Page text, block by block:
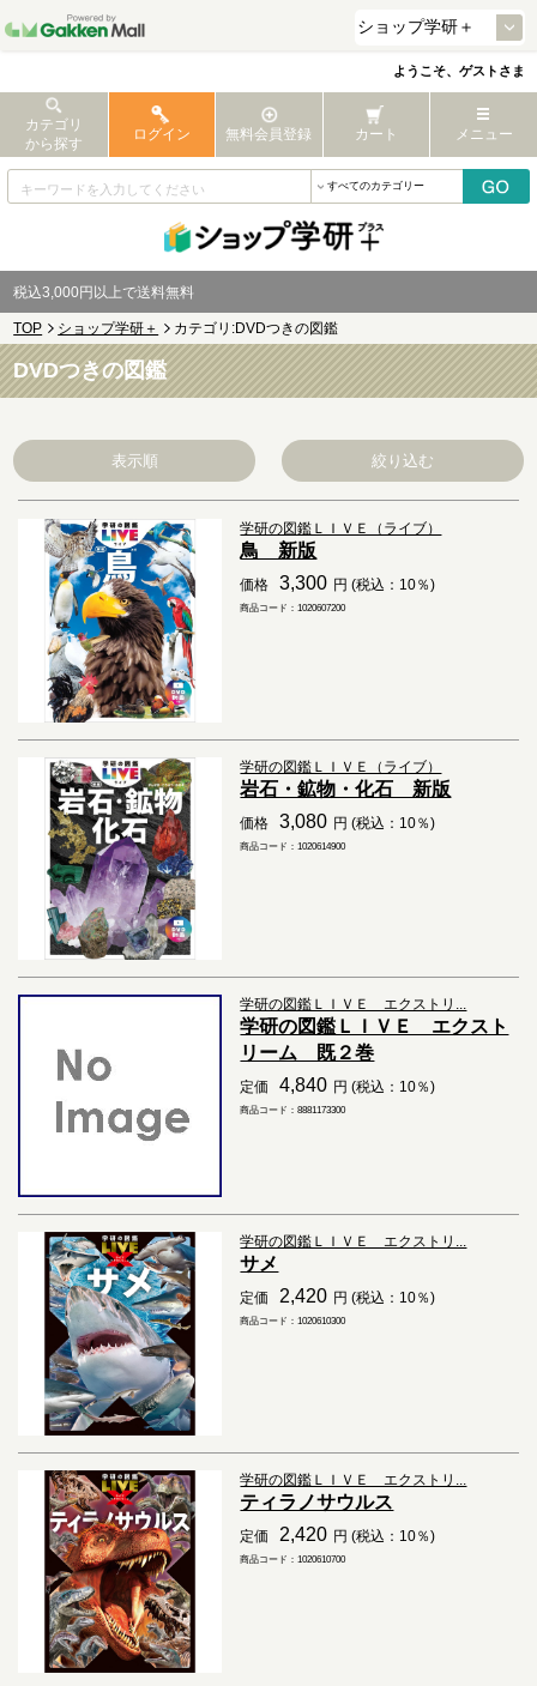
ようこそ、ゲストさま
カテゴリ
から探す
ログイン 無料会員登録 カート メニュー
税込3,000円以上で送料無料
TOP ショップ学研＋ カテゴリ:DVDつきの図鑑
DVDつきの図鑑
表示順 絞り込む
学研の図鑑ＬＩＶＥ（ライブ）
鳥 新版
価格 3,300 円 (税込：10％)
商品コード：1020607200
学研の図鑑ＬＩＶＥ（ライブ）
岩石・鉱物・化石 新版
価格 3,080 円 (税込：10％)
商品コード：1020614900
学研の図鑑ＬＩＶＥ エクストリ...
学研の図鑑ＬＩＶＥ エクスト
リーム 既２巻
定価 4,840 円 (税込：10％)
商品コード：8881173300
学研の図鑑ＬＩＶＥ エクストリ...
サメ
定価 2,420 円 (税込：10％)
商品コード：1020610300
学研の図鑑ＬＩＶＥ エクストリ...
ティラノサウルス
定価 2,420 円 (税込：10％)
商品コード：1020610700